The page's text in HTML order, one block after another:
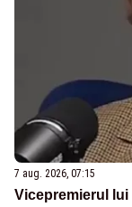
7 aug. 2026, 07:15
Vicepremierul